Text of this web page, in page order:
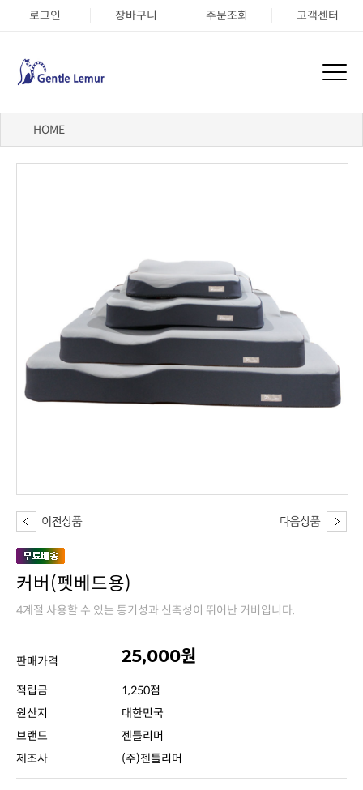
로그인 장바구니 주문조회 고객센터
HOME
커버(펫베드용)
4계절 사용할 수 있는 통기성과 신축성이 뛰어난 커버입니다.
판매가격 25,000원
적립금
1,250점
원산지
대한민국
브랜드
젠틀리머
제조사
(주)젠틀리머